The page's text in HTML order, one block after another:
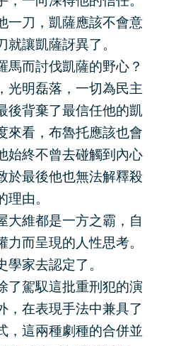
一刀，凱薩應該不會意
就讓凱薩訝異了。
馬而討伐凱薩的野心？
光明磊落，一切為民主
後背棄了最信任他的凱
來看，布魯托應該也會
始終不曾去碰觸到內心
於最後他也無法解釋殺
理由。
大維都是一方之霸，自
力而呈現的人性思考。
學家去認定了。
了駕馭這批重刑犯的演
，在表現手法中兼具了
，這兩種劇種的合併並